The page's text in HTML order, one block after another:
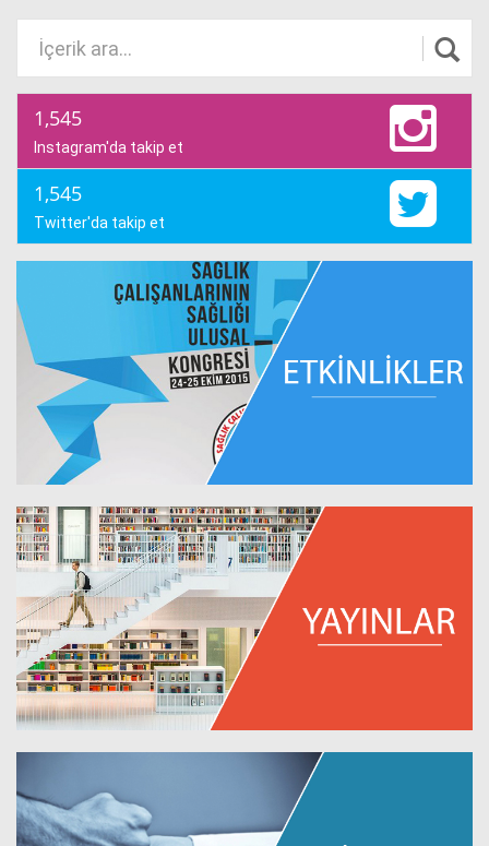
1,545
Instagram'da takip et
1,545
Twitter'da takip et